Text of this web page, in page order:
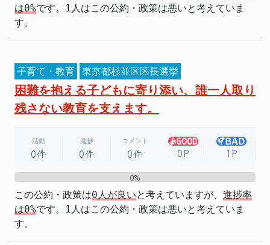
は0%です。1人はこの公約・政策は悪いと考えていま
す。
子育て・教育 東京都杉並区区長選挙
困難を抱える子どもに寄り添い、誰一人取り
残さない教育を支えます。
活動
0件
進捗
0件
コメント
0件 0P 1P
0%
この公約・政策は0人が良いと考えていますが、 進捗率
は0%です。1人はこの公約・政策は悪いと考えていま
す。